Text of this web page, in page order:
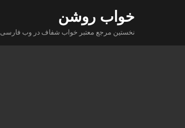
خواب روشن
نخستین مرجع معتبر خواب شفاف در وب فارسی